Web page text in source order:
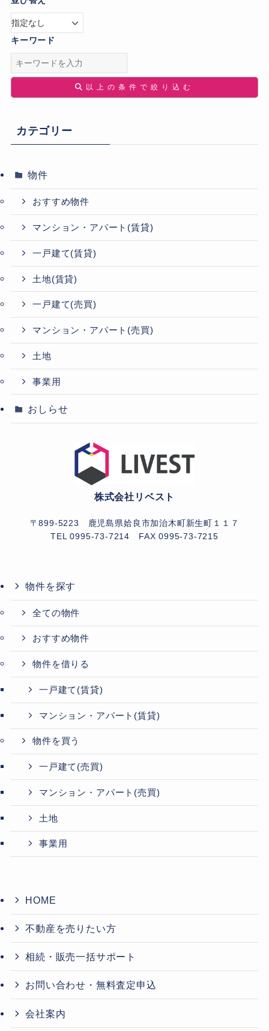
キーワード
以上の条件で絞り込む
カテゴリー
物件
おすすめ物件
マンション・アパート(賃貸)
一戸建て(賃貸)
土地(賃貸)
一戸建て(売買)
マンション・アパート(売買)
土地
事業用
おしらせ
株式会社リベスト
〒899-5223 鹿児島県姶良市加治木町新生町１１７
TEL 0995-73-7214 FAX 0995-73-7215
物件を探す
全ての物件
おすすめ物件
物件を借りる
一戸建て(賃貸)
マンション・アパート(賃貸)
物件を買う
一戸建て(売買)
マンション・アパート(売買)
土地
事業用
HOME
不動産を売りたい方
相続・販売一括サポート
お問い合わせ・無料査定申込
会社案内